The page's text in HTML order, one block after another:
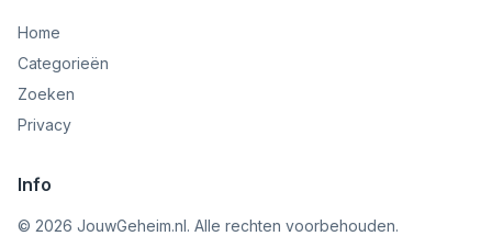
Home
Categorieën
Zoeken
Privacy
Info
© 2026 JouwGeheim.nl. Alle rechten voorbehouden.